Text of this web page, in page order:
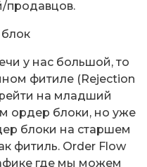
продавцов.
у нас большой, то
фитиле (Rejection
на младший
ордер блоки, но уже
блоки на старшем
фитиль. Order Flow
где мы можем